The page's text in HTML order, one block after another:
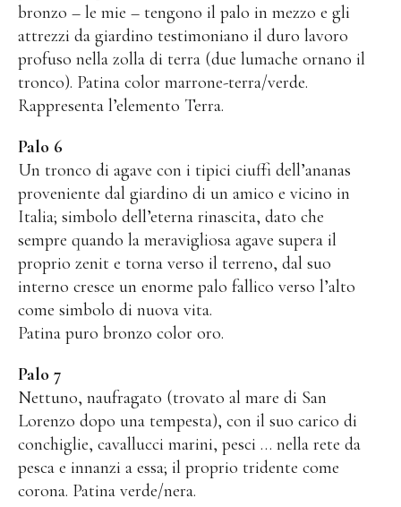
Video
Letteratura
Contatto
Indicazioni
Informazione legale
Protezione dei dati
bronzo – le mie – tengono il palo in mezzo e gli
attrezzi da giardino testimoniano il duro lavoro
profuso nella zolla di terra (due lumache ornano il
tronco). Patina color marrone-terra/verde.
Rappresenta l’elemento Terra.
Palo 6
Un tronco di agave con i tipici ciuffi dell’ananas
proveniente dal giardino di un amico e vicino in
Italia; simbolo dell’eterna rinascita, dato che
sempre quando la meravigliosa agave supera il
proprio zenit e torna verso il terreno, dal suo
interno cresce un enorme palo fallico verso l’alto
come simbolo di nuova vita.
Patina puro bronzo color oro.
Palo 7
Nettuno, naufragato (trovato al mare di San
Lorenzo dopo una tempesta), con il suo carico di
conchiglie, cavallucci marini, pesci … nella rete da
pesca e innanzi a essa; il proprio tridente come
corona. Patina verde/nera.